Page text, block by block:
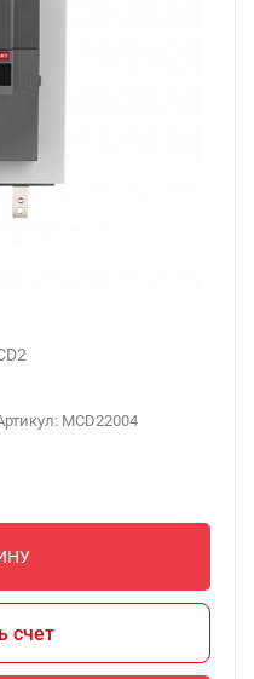
MCD22004
счет